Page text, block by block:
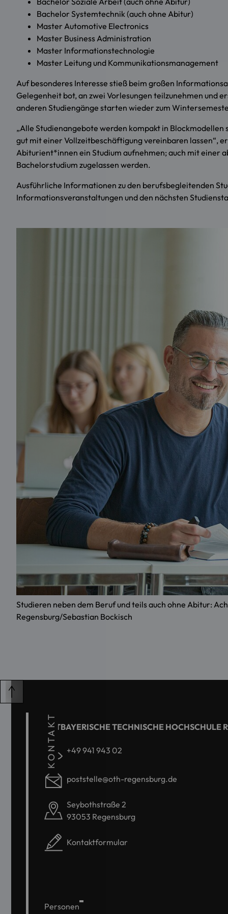
Bachelor Systemtechnik (auch ohne Abitur)
Master Automotive Electronics
Master Business Administration
Master Informationstechnologie
Master Leitung und Kommunikationsmanagement
Auf besonderes Interesse stieß beim großen
Gelegenheit bot, an zwei Vorlesungen teilzunehmen und
anderen Studiengänge starten wieder zum
„Alle Studienangebote werden kompakt in
gut mit einer Vollzeitbeschäftigung vereinbaren lassen“,
Abiturient*innen ein Studium aufnehmen; auch mit einer
Bachelorstudium zugelassen werden.
Ausführliche Informationen zu den berufsbegleitenden
Informationsveranstaltungen und den nächsten
Studieren neben dem Beruf und teils auch ohne Abitur:
Regensburg/Sebastian Bockisch
KONTAKT
OSTBAYERISCHE TECHNISCHE HOCHSCHULE
+49 941 943 02
poststelle@oth-regensburg.de
Seybothstraße 2
93053 Regensburg
Kontaktformular
Personen